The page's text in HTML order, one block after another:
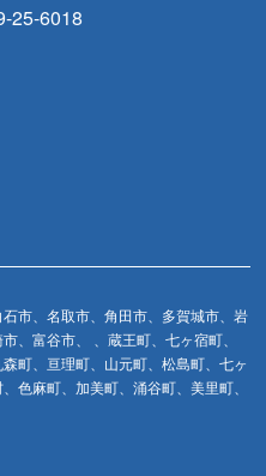
25-6018
市、名取市、角田市、多賀城市、岩
、富谷市、 、蔵王町、七ヶ宿町、
町、亘理町、山元町、松島町、七ヶ
色麻町、加美町、涌谷町、美里町、